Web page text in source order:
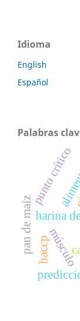
Idioma
English
Español
Palabras
harina
músculo
haccp
punto crítico
pan de maíz